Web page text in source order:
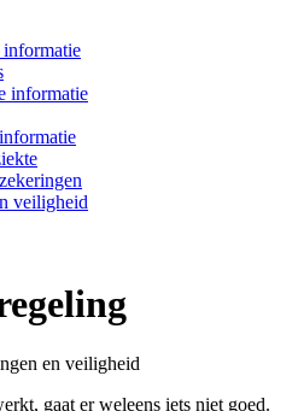
informatie
veiligheid
en veiligheid
gaat er weleens iets niet goed.